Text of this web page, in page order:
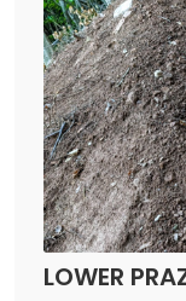
LOWER